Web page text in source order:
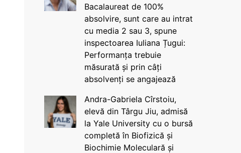
Bacalaureat de 100%
absolvire, sunt care au intrat
cu media 2 sau 3, spune
inspectoarea Iuliana Țugui:
Performanța trebuie
măsurată și prin câți
absolvenți se angajează
Andra-Gabriela Cîrstoiu,
elevă din Târgu Jiu, admisă
la Yale University cu o bursă
completă în Biofizică și
Biochimie Moleculară și